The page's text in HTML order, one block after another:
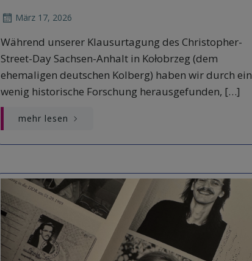
März 17, 2026
Während unserer Klausurtagung des Christopher-
Street-Day Sachsen-Anhalt in Kołobrzeg (dem
ehemaligen deutschen Kolberg) haben wir durch ein
wenig historische Forschung herausgefunden, […]
mehr lesen